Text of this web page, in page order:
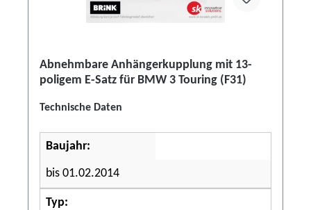
Abnehmbare Anhängerkupplung mit 13-
poligem E-Satz für BMW 3 Touring (F31)
Technische Daten
Baujahr:
bis 01.02.2014
Typ: